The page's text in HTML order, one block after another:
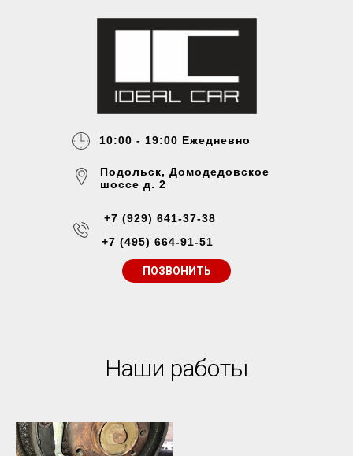
10:00 - 19:00 Ежедневно
+7 (929) 641-37-38
Подольск, Домодедовское
шоссе д. 2
+7 (495) 664-91-51
ПОЗВОНИТЬ
Наши работы